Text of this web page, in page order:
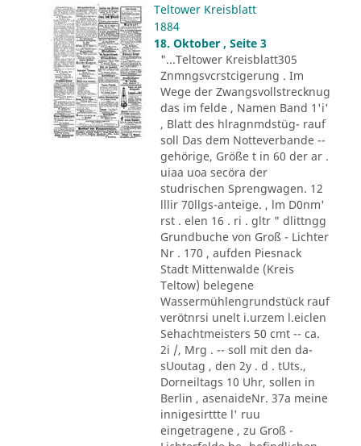
Teltower Kreisblatt
1884
18. Oktober , Seite 3
"...Teltower Kreisblatt305
Znmngsvcrstcigerung . Im
Wege der Zwangsvollstrecknug
das im felde , Namen Band 1'i'
, Blatt des hlragnmdstüg- rauf
soll Das dem Notteverbande --
gehörige, Größe t in 60 der ar .
uiaa uoa secöra der
studrischen Sprengwagen. 12
lllir 70llgs-anteige. , lm D0nm'
rst . elen 16 . ri . gltr " dlittngg
Grundbuche von Groß - Lichter
Nr . 170 , aufden Piesnack
Stadt Mittenwalde (Kreis
Teltow) belegene
Wassermühlengrundstück rauf
verötnrsi unelt i.urzem l.eiclen
Sehachtmeisters 50 cmt -- ca.
2i /, Mrg . -- soll mit den da-
sUoutag , den 2y . d . tUts.,
Dorneiltags 10 Uhr, sollen in
Berlin , asenaideNr. 37a meine
innigesirttte l' ruu
eingetragene , zu Groß -